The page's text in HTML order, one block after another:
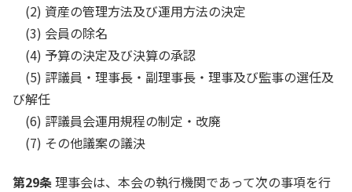
(2) 資産の管理方法及び運用方法の決定
(3) 会員の除名
(4) 予算の決定及び決算の承認
(5) 評議員・理事長・副理事長・理事及び監事の選任及
び解任
(6) 評議員会運用規程の制定・改廃
(7) その他議案の議決
第29条理事会は、本会の執行機関であって次の事項を行